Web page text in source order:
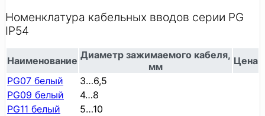
Номенклатура кабельных вводов серии PG
IP54
Наименование Диаметр зажимаемого кабеля,
мм
Цена
PG07 белый
3…6,5
PG09 белый
4…8
PG11 белый
5…10